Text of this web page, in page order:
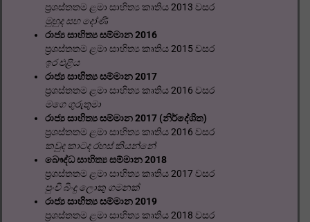
ප්‍රශස්තතම ළමා සාහිත්‍ය කෘතිය 2013 වසර
මුහුද සහ දෝණි
රාජ්‍ය සාහිත්‍ය සම්මාන 2016
ප්‍රශස්තතම ළමා සාහිත්‍ය කෘතිය 2015 වසර
ඉර එළිය
රාජ්‍ය සාහිත්‍ය සම්මාන 2017
ප්‍රශස්තතම ළමා සාහිත්‍ය කෘතිය 2016 වසර
මගෙ ගුරුතුමා
රාජ්‍ය සාහිත්‍ය සම්මාන 2017 (නිර්දේශිත)
ප්‍රශස්තතම ළමා සාහිත්‍ය කෘතිය 2016 වසර
කවුද කාටද රහස් කියන්නේ
බෞද්ධ සාහිත්‍ය සම්මාන 2018
ප්‍රශස්තතම ළමා සාහිත්‍ය කෘතිය 2017 වසර
පුංචි බිංදු ලොකු ගමනක්
රාජ්‍ය සාහිත්‍ය සම්මාන 2019
ප්‍රශස්තතම ළමා සාහිත්‍ය කෘතිය 2018 වසර